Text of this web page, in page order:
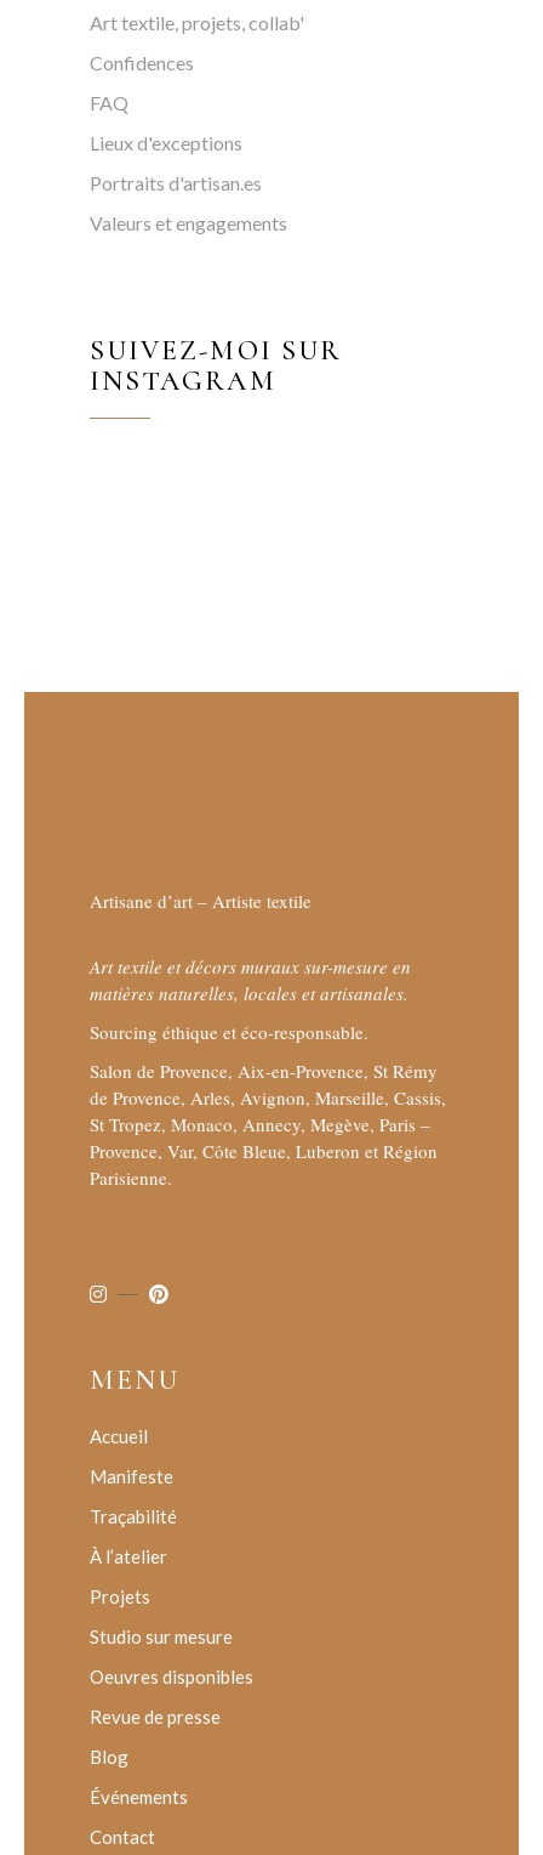
Art textile, projets, collab'
Confidences
FAQ
Lieux d'exceptions
Portraits d'artisan.es
Valeurs et engagements
SUIVEZ-MOI SUR
INSTAGRAM
Artisane d’art – Artiste textile
Art textile et décors muraux sur-mesure en
matières naturelles, locales et artisanales.
Sourcing éthique et éco-responsable.
Salon de Provence, Aix-en-Provence, St Rémy
de Provence, Arles, Avignon, Marseille, Cassis,
St Tropez, Monaco, Annecy, Megève, Paris –
Provence, Var, Côte Bleue, Luberon et Région
Parisienne.
MENU
Accueil
Manifeste
Traçabilité
À l’atelier
Projets
Studio sur mesure
Oeuvres disponibles
Revue de presse
Blog
Événements
Contact